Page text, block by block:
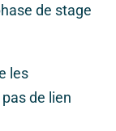
de stage
les
de lien